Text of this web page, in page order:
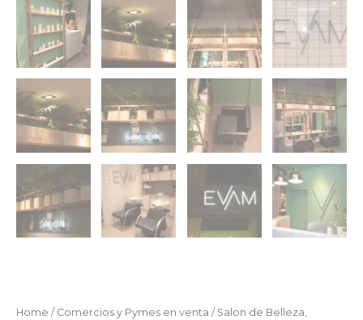
Home / Comercios y Pymes en venta / Salon de Belleza,